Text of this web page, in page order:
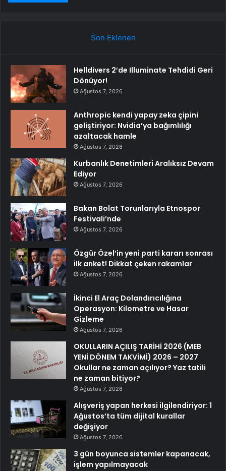
Son Eklenen
Helldivers 2’de Illuminate Tehdidi Geri
Dönüyor!
Ağustos 7, 2026
Anthropic kendi yapay zeka çipini
geliştiriyor: Nvidia’ya bağımlılığı
azaltacak hamle
Ağustos 7, 2026
Kurbanlık Denetimleri Aralıksız Devam
Ediyor
Ağustos 7, 2026
Bakan Bolat Torunlarıyla Etnospor
Festivali’nde
Ağustos 7, 2026
Özgür Özel’in yeni parti kararı sonrası
ilk anket! Dikkat çeken rakamlar
Ağustos 7, 2026
İkinci El Araç Dolandırıcılığına
Operasyon: Kilometre ve Hasar
Gizleme
Ağustos 7, 2026
OKULLARIN AÇILIŞ TARİHİ 2026 (MEB
YENİ DÖNEM TAKVİMİ) 2026 – 2027
Okullar ne zaman açılıyor? Yaz tatili
ne zaman bitiyor?
Ağustos 7, 2026
Alışveriş yapan herkesi ilgilendiriyor: 1
Ağustos’ta tüm dijital kurallar
değişiyor
Ağustos 7, 2026
3 gün boyunca sistemler kapanacak,
işlem yapılmayacak